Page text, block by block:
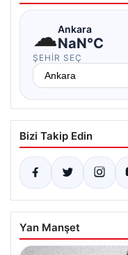
☁Ankara
NaN°C
ŞEHIR SEÇ
Bizi Takip Edin
Yan Manşet